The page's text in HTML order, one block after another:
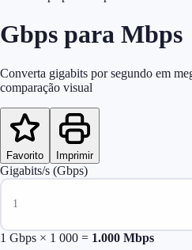
Gbps para Mbps
Converta gigabits por segundo em
comparação visual
Favorito Imprimir
Gigabits/s (Gbps)
1 Gbps × 1 000 = 1.000 Mbps